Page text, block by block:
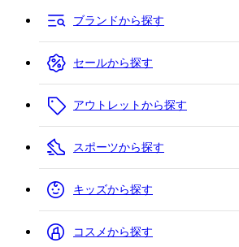
ブランドから探す
セールから探す
アウトレットから探す
スポーツから探す
キッズから探す
コスメから探す